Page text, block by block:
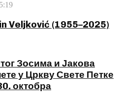
Veljković (1955–2025)
Зосима и Јакова
у Цркву Свете Петке
октобра